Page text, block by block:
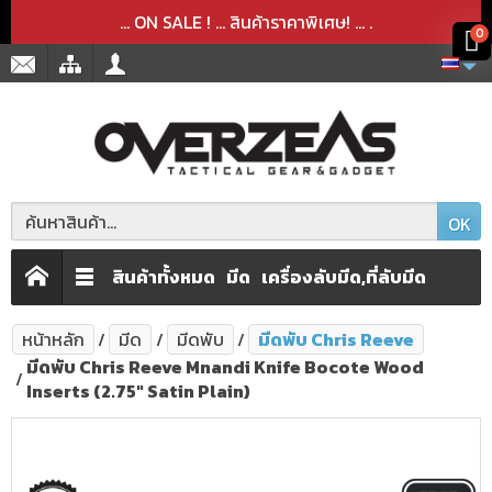
... ON SALE ! ... สินค้าราคาพิเศษ! ... .
OK
สินค้าทั้งหมด มีด เครื่องลับมีด,ที่ลับมีด
หน้าหลัก มีด มีดพับ
มีดพับ Chris Reeve
มีดพับ Chris Reeve Mnandi Knife Bocote Wood
Inserts (2.75" Satin Plain)
สินค้าได้เพิ่มลงในตะกร้าเรียบร้อยแล้ว
สินค้าได้ถูกลบออกจากตะกร้าเรียบร้อยแล้ว
0